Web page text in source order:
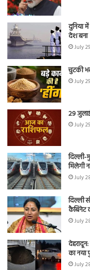
दुनिया
देश बना
July
चुटकी
July
29
July
दिल्ली-
मिलेगी
July
दिल्ली
कैबिनेट
July
का
July